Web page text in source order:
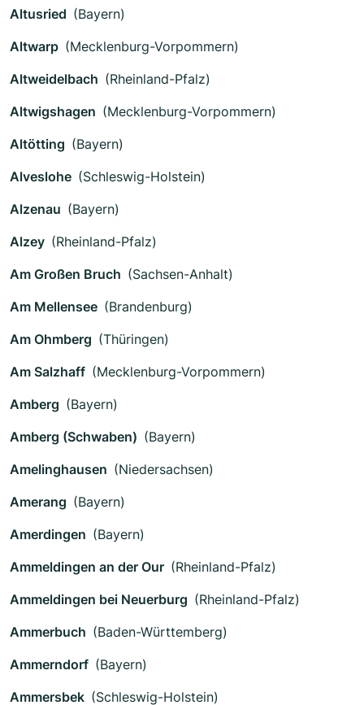
Altusried (Bayern)
Altwarp (Mecklenburg-Vorpommern)
Altweidelbach (Rheinland-Pfalz)
Altwigshagen (Mecklenburg-Vorpommern)
Altötting (Bayern)
Alveslohe (Schleswig-Holstein)
Alzenau (Bayern)
Alzey (Rheinland-Pfalz)
Am Großen Bruch (Sachsen-Anhalt)
Am Mellensee (Brandenburg)
Am Ohmberg (Thüringen)
Am Salzhaff (Mecklenburg-Vorpommern)
Amberg (Bayern)
Amberg (Schwaben) (Bayern)
Amelinghausen (Niedersachsen)
Amerang (Bayern)
Amerdingen (Bayern)
Ammeldingen an der Our (Rheinland-Pfalz)
Ammeldingen bei Neuerburg (Rheinland-Pfalz)
Ammerbuch (Baden-Württemberg)
Ammerndorf (Bayern)
Ammersbek (Schleswig-Holstein)